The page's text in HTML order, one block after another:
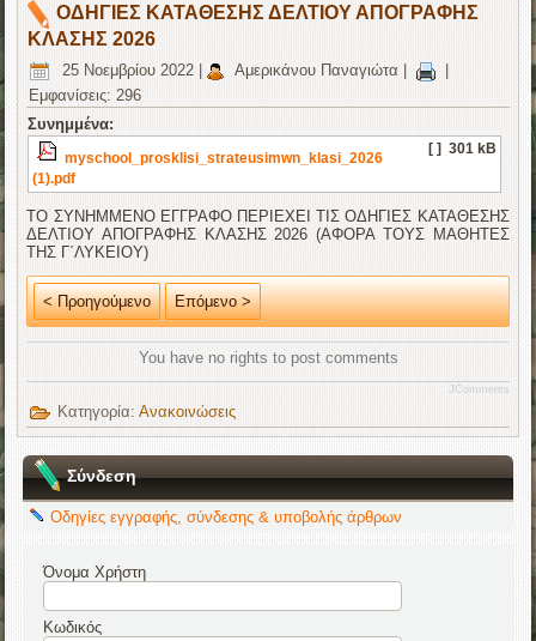
ΟΔΗΓΙΕΣ ΚΑΤΑΘΕΣΗΣ ΔΕΛΤΙΟΥ ΑΠΟΓΡΑΦΗΣ
ΚΛΑΣΗΣ 2026
25 Νοεμβρίου 2022 Αμερικάνου Παναγιώτα
Εμφανίσεις: 296
Συνημμένα:
myschool_prosklisi_strateusimwn_klasi_2026
(1).pdf
[ ] 301 kB
ΤΟ ΣΥΝΗΜΜΕΝΟ ΕΓΓΡΑΦΟ ΠΕΡΙΕΧΕΙ ΤΙΣ ΟΔΗΓΙΕΣ ΚΑΤΑΘΕΣΗΣ
ΔΕΛΤΙΟΥ ΑΠΟΓΡΑΦΗΣ ΚΛΑΣΗΣ 2026 (ΑΦΟΡΑ ΤΟΥΣ ΜΑΘΗΤΕΣ
ΤΗΣ Γ΄ΛΥΚΕΙΟΥ)
< Προηγούμενο Επόμενο >
You have no rights to post comments
JComments
Κατηγορία:Ανακοινώσεις
Σύνδεση
Οδηγίες εγγραφής, σύνδεσης & υποβολής άρθρων
Όνομα Χρήστη
Κωδικός